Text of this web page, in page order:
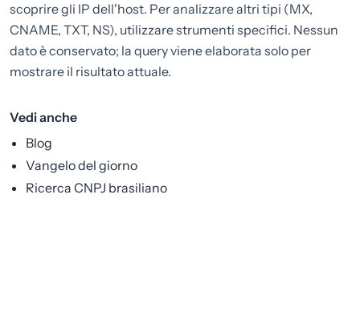
scoprire gli IP dell'host. Per analizzare altri tipi (MX,
CNAME, TXT, NS), utilizzare strumenti specifici. Nessun
dato è conservato; la query viene elaborata solo per
mostrare il risultato attuale.
Vedi anche
Blog
Vangelo del giorno
Ricerca CNPJ brasiliano